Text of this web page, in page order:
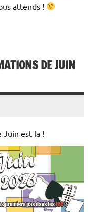
attends !
DE JUIN
Juin est la !